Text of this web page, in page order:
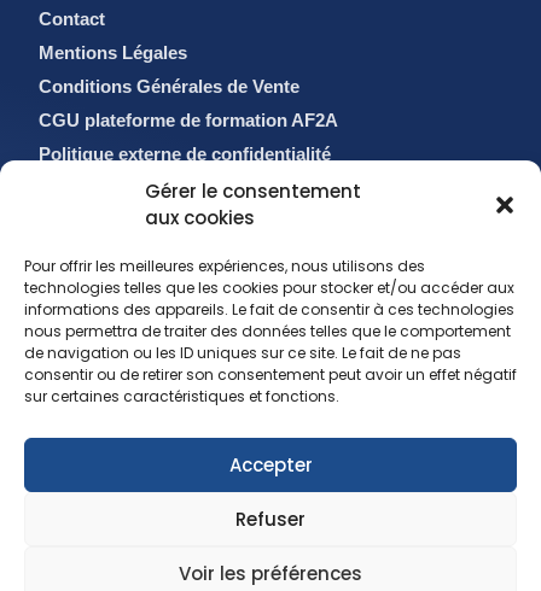
Gérer le consentement
aux cookies
Pour offrir les meilleures expériences, nous utilisons des
technologies telles que les cookies pour stocker et/ou accéder aux
informations des appareils. Le fait de consentir à ces technologies
nous permettra de traiter des données telles que le comportement
de navigation ou les ID uniques sur ce site. Le fait de ne pas
consentir ou de retirer son consentement peut avoir un effet négatif
sur certaines caractéristiques et fonctions.
Accepter
Refuser
Voir les préférences
reclamation@af2a.com
Copyright 2025 AF2A. Tous droits réservés.
Contact
Mentions Légales
Conditions Générales de Vente
CGU plateforme de formation AF2A
Politique externe de confidentialité
Politique de cookies (EU)